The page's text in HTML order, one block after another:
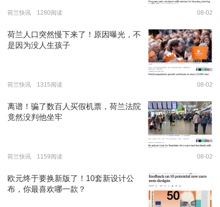
荷兰快讯 1280阅读 08-02
荷兰人口突然慢下来了！原因曝光，不
是因为没人生孩子
荷兰快讯 1315阅读 08-02
离谱！骗了数百人买假机票，荷兰法院
竟然没判他坐牢
荷兰快讯 1159阅读 08-02
欧元终于要换新版了！10套新设计公
布，你最喜欢哪一款？